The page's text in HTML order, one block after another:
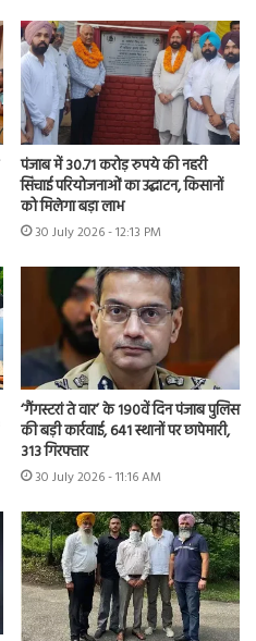
पंजाब में 30.71 करोड़ रुपये की नहरी
सिंचाई परियोजनाओं का उद्घाटन, किसानों
को मिलेगा बड़ा लाभ
30 July 2026 - 12:13 PM
‘गैंगस्टरां ते वार’ के 190वें दिन पंजाब पुलिस
की बड़ी कार्रवाई, 641 स्थानों पर छापेमारी,
313 गिरफ्तार
30 July 2026 - 11:16 AM